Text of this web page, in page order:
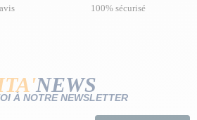
100% sécurisé
NEWS
À NOTRE NEWSLETTER